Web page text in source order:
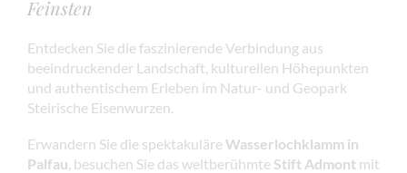
Feinsten
Entdecken Sie die faszinierende Verbindung aus
beeindruckender Landschaft, kulturellen Höhepunkten
und authentischem Erleben im Natur- und Geopark
Steirische Eisenwurzen.
Erwandern Sie die spektakuläreWasserlochklamm in
Palfau , besuchen Sie das weltberühmte Stift Admont mit